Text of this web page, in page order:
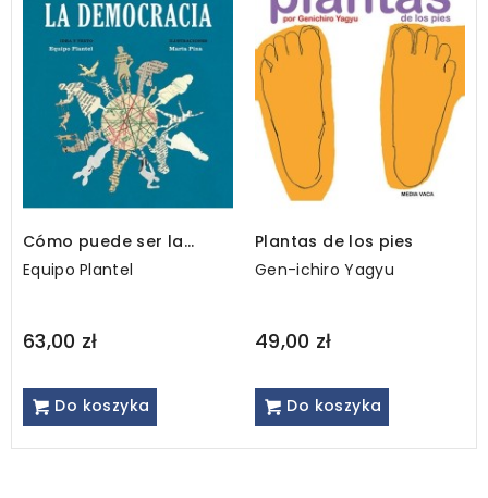
Cómo puede ser la
democracia
Equipo Plantel
63,00 zł
Do koszyka
Plantas de los pies
Gen-ichiro Yagyu
49,00 zł
Do koszyka